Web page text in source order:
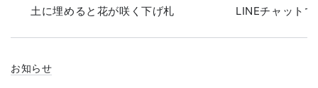
土に埋めると花が咲く下げ札 LINEチャット
お知らせ